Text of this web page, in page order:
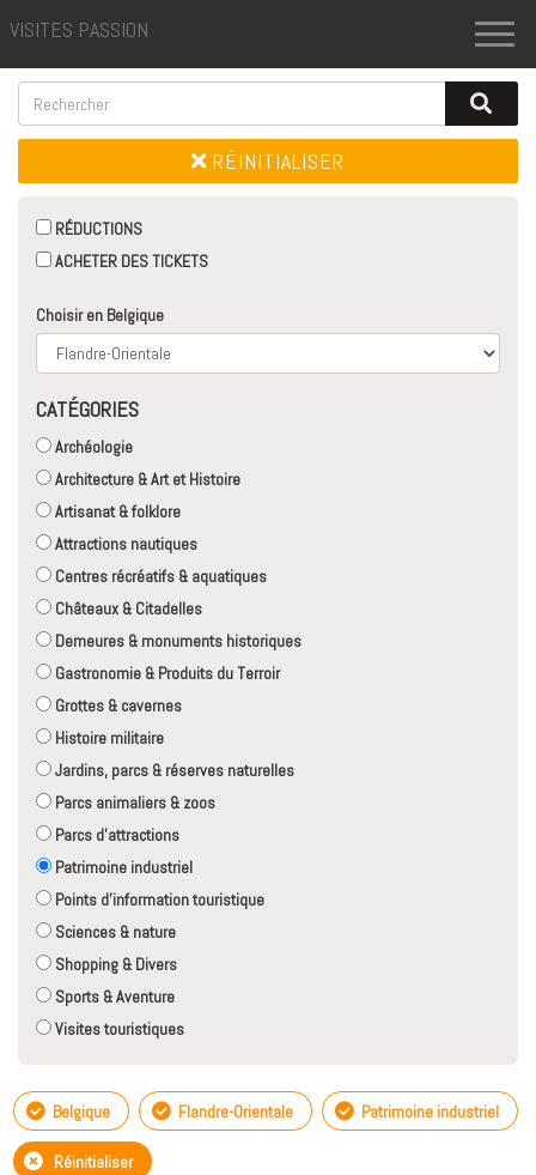
VISITES PASSION
RÉINITIALISER
RÉDUCTIONS
ACHETER DES TICKETS
Choisir en Belgique
CATÉGORIES
Archéologie
Architecture & Art et Histoire
Artisanat & folklore
Attractions nautiques
Centres récréatifs & aquatiques
Châteaux & Citadelles
Demeures & monuments historiques
Gastronomie & Produits du Terroir
Grottes & cavernes
Histoire militaire
Jardins, parcs & réserves naturelles
Parcs animaliers & zoos
Parcs d'attractions
Patrimoine industriel
Points d'information touristique
Sciences & nature
Shopping & Divers
Sports & Aventure
Visites touristiques
Belgique Flandre-Orientale Patrimoine industriel
Réinitialiser